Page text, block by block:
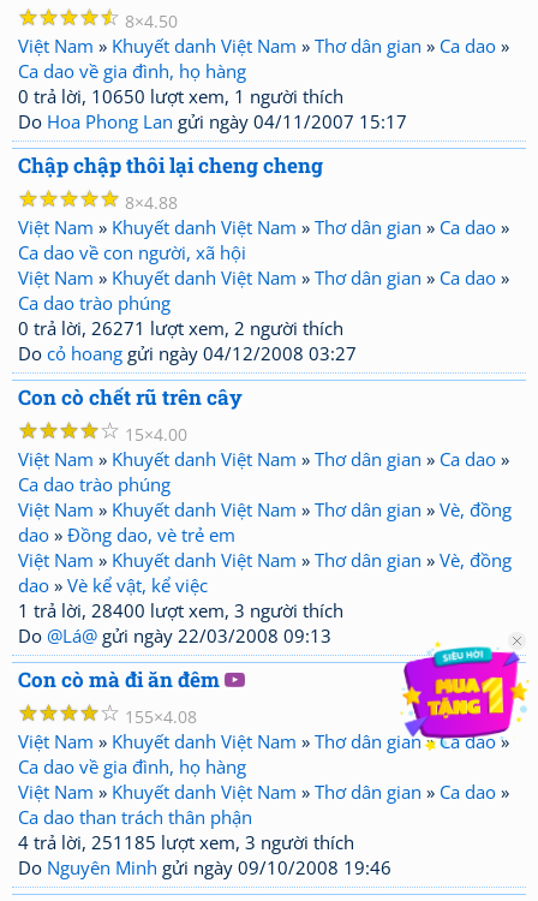
☆
☆
☆
☆
☆ 8 4.50
Việt Nam » Khuyết danh Việt Nam » Thơ dân gian » Ca dao »
Ca dao về gia đình, họ hàng
0 trả lời, 10650 lượt xem, 1 người thích
Do Hoa Phong Lan gửi ngày 04/11/2007 15:17
Chập chập thôi lại cheng cheng
☆
☆
☆
☆
☆ 8 4.88
Việt Nam » Khuyết danh Việt Nam » Thơ dân gian » Ca dao »
Ca dao về con người, xã hội
Việt Nam » Khuyết danh Việt Nam » Thơ dân gian » Ca dao »
Ca dao trào phúng
0 trả lời, 26271 lượt xem, 2 người thích
Do cỏ hoang gửi ngày 04/12/2008 03:27
Con cò chết rũ trên cây
☆
☆
☆
☆
☆ 15 4.00
Việt Nam » Khuyết danh Việt Nam » Thơ dân gian » Ca dao »
Ca dao trào phúng
Việt Nam » Khuyết danh Việt Nam » Thơ dân gian » Vè, đồng
dao » Đồng dao, vè trẻ em
Việt Nam » Khuyết danh Việt Nam » Thơ dân gian » Vè, đồng
dao » Vè kể vật, kể việc
1 trả lời, 28400 lượt xem, 3 người thích
Do @Lá@ gửi ngày 22/03/2008 09:13
Con cò mà đi ăn đêm
☆
☆
☆
☆
☆ 155 4.08
Việt Nam » Khuyết danh Việt Nam » Thơ dân gian»Ca dao»
Ca dao về gia đình, họ hàng
Việt Nam » Khuyết danh Việt Nam » Thơ dân gian » Ca dao »
Ca dao than trách thân phận
4 trả lời, 251185 lượt xem, 3 người thích
Do Nguyên Minh gửi ngày 09/10/2008 19:46